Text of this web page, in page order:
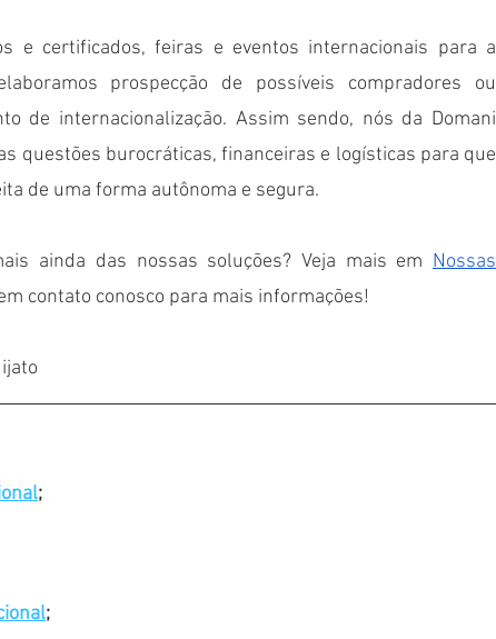
e certificados, feiras e eventos internacionais para a
prospecção de possíveis compradores ou
de internacionalização. Assim sendo, nós da Domani
questões burocráticas, financeiras e logísticas para que
de uma forma autônoma e segura.
ainda das nossas soluções? Veja mais em Nossas
contato conosco para mais informações!
;
;